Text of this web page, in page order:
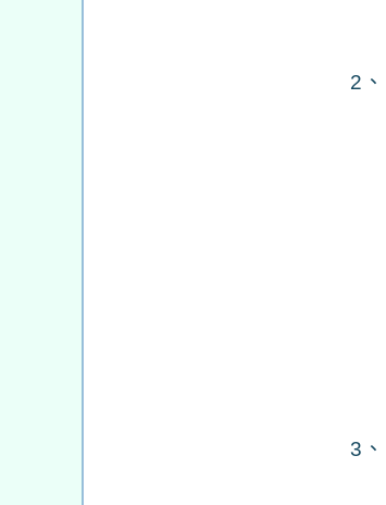
2、
3、